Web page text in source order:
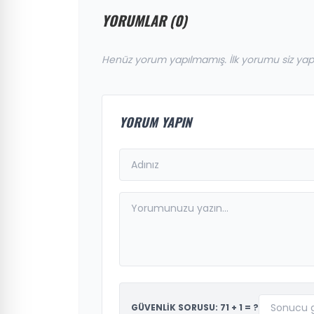
YORUMLAR (0)
Henüz yorum yapılmamış. İlk yorumu siz
YORUM YAPIN
GÜVENLİK SORUSU: 71 + 1 = ?